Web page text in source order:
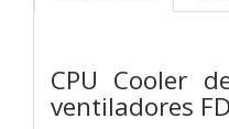
CPU Cooler
ventiladores